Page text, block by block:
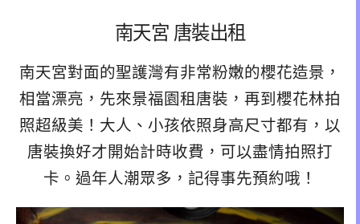
南天宮 唐裝出租
南天宮對面的聖護灣有非常粉嫩的櫻花造景，
相當漂亮，先來景福園租唐裝，再到櫻花林拍
照超級美！大人、小孩依照身高尺寸都有，以
唐裝換好才開始計時收費，可以盡情拍照打
卡。過年人潮眾多，記得事先預約哦！